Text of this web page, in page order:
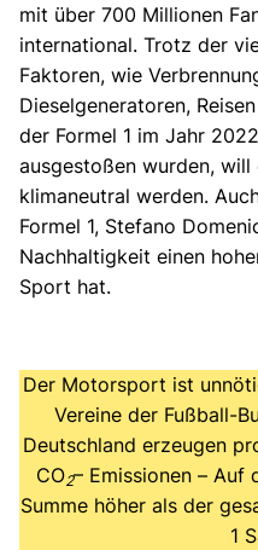
mit über 700 Millionen
international. Trotz der
Faktoren, wie
Dieselgeneratoren,
der Formel 1 im Jahr
ausgestoßen wurden,
klimaneutral werden.
Formel 1, Stefano
Nachhaltigkeit einen
Sport hat.
Der Motorsport ist
Vereine der Fußball-
Deutschland erzeugen
CO2– Emissionen – Auf
Summe höher als der
1